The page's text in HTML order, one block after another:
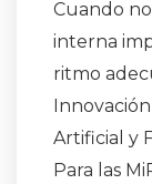
Cuando
interna
ritmo
Artificial y
Para las